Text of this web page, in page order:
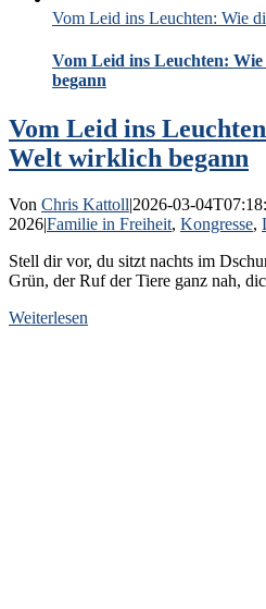
Vom Leid ins Leuchten: Wie
Vom Leid ins Leuchten:
begann
Vom Leid ins
Welt wirklich begann
Von Chris Kattoll|2026-03-
2026|Familie in Freiheit, Kongresse,
Stell dir vor, du sitzt nachts im
Grün, der Ruf der Tiere ganz nah,
Weiterlesen